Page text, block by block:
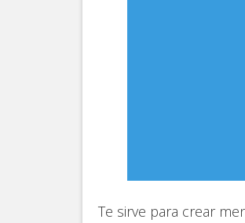
Te sirve para crear